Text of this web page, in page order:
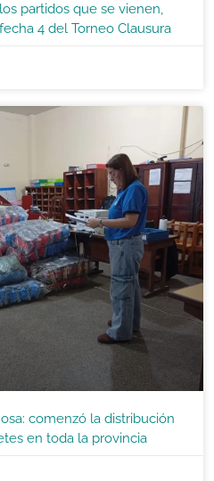
partidos que se vienen,
4 del Torneo Clausura
comenzó la distribución
en toda la provincia